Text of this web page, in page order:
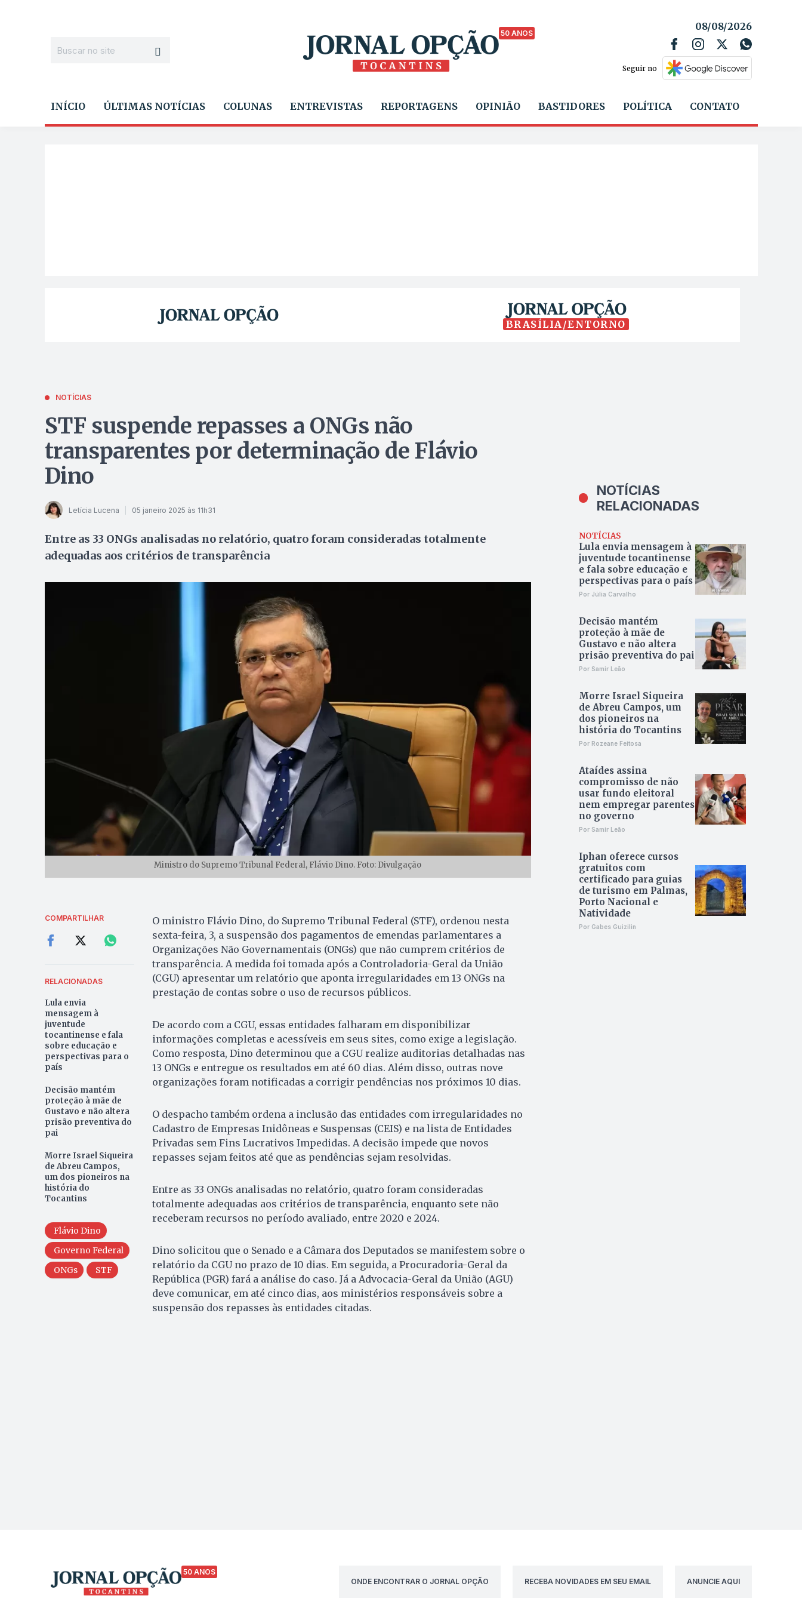
50 ANOS
08/08/2026
Seguir no
INÍCIO ÚLTIMAS NOTÍCIAS COLUNAS ENTREVISTAS REPORTAGENS OPINIÃO BASTIDORES POLÍTICA CONTATO
BRASÍLIA/ENTORNO
NOTÍCIAS
STF suspende repasses a ONGs não
transparentes por determinação de Flávio
Dino
Letícia Lucena 05 janeiro 2025 às 11h31
Entre as 33 ONGs analisadas no relatório, quatro foram consideradas totalmente
adequadas aos critérios de transparência
Ministro do Supremo Tribunal Federal, Flávio Dino. Foto: Divulgação
COMPARTILHAR
RELACIONADAS
Lula envia
mensagem à
juventude
tocantinense e fala
sobre educação e
perspectivas para o
país
Decisão mantém
proteção à mãe de
Gustavo e não altera
prisão preventiva do
pai
Morre Israel Siqueira
de Abreu Campos,
um dos pioneiros na
história do
Tocantins
Flávio Dino
Governo Federal
ONGs
STF
O ministro Flávio Dino, do Supremo Tribunal Federal (STF), ordenou nesta
sexta-feira, 3, a suspensão dos pagamentos de emendas parlamentares a
Organizações Não Governamentais (ONGs) que não cumprem critérios de
transparência. A medida foi tomada após a Controladoria-Geral da União
(CGU) apresentar um relatório que aponta irregularidades em 13 ONGs na
prestação de contas sobre o uso de recursos públicos.
De acordo com a CGU, essas entidades falharam em disponibilizar
informações completas e acessíveis em seus sites, como exige a legislação.
Como resposta, Dino determinou que a CGU realize auditorias detalhadas nas
13 ONGs e entregue os resultados em até 60 dias. Além disso, outras nove
organizações foram notificadas a corrigir pendências nos próximos 10 dias.
O despacho também ordena a inclusão das entidades com irregularidades no
Cadastro de Empresas Inidôneas e Suspensas (CEIS) e na lista de Entidades
Privadas sem Fins Lucrativos Impedidas. A decisão impede que novos
repasses sejam feitos até que as pendências sejam resolvidas.
Entre as 33 ONGs analisadas no relatório, quatro foram consideradas
totalmente adequadas aos critérios de transparência, enquanto sete não
receberam recursos no período avaliado, entre 2020 e 2024.
Dino solicitou que o Senado e a Câmara dos Deputados se manifestem sobre o
relatório da CGU no prazo de 10 dias. Em seguida, a Procuradoria-Geral da
República (PGR) fará a análise do caso. Já a Advocacia-Geral da União (AGU)
deve comunicar, em até cinco dias, aos ministérios responsáveis sobre a
suspensão dos repasses às entidades citadas.
NOTÍCIAS
RELACIONADAS
NOTÍCIAS
Lula envia mensagem à
juventude tocantinense
e fala sobre educação e
perspectivas para o país
Por Júlia Carvalho
Decisão mantém
proteção à mãe de
Gustavo e não altera
prisão preventiva do pai
Por Samir Leão
Morre Israel Siqueira
de Abreu Campos, um
dos pioneiros na
história do Tocantins
Por Rozeane Feitosa
Ataídes assina
compromisso de não
usar fundo eleitoral
nem empregar parentes
no governo
Por Samir Leão
Iphan oferece cursos
gratuitos com
certificado para guias
de turismo em Palmas,
Porto Nacional e
Natividade
Por Gabes Guizilin
50 ANOS
ONDE ENCONTRAR O JORNAL OPÇÃO
RECEBA NOVIDADES EM SEU EMAIL ANUNCIE AQUI